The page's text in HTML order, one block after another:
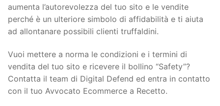
aumenta l’autorevolezza del tuo sito e le vendite
perché è un ulteriore simbolo di affidabilità e ti aiuta
ad allontanare possibili clienti truffaldini.
Vuoi mettere a norma le condizioni e i termini di
vendita del tuo sito e ricevere il bollino “Safety”?
Contatta il team di Digital Defend ed entra in contatto
con il tuo Avvocato Ecommerce a Recetto.